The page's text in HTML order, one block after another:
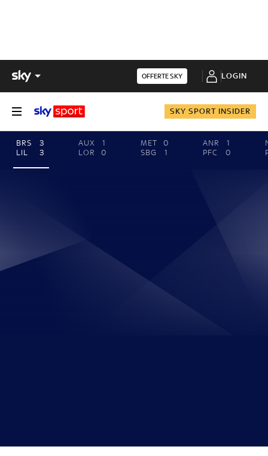
OFFERTE SKY LOGIN
SKY SPORT INSIDER
BRS
3
LIL
3
AUX
1
LOR
0
MET
0
SBG
1
ANR
1
PFC
0